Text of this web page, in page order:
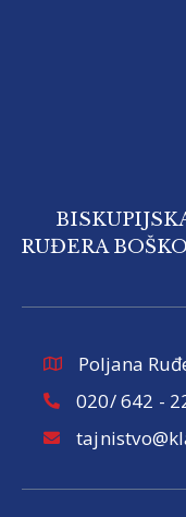
RUĐERA
Poljana
020/ 642 -